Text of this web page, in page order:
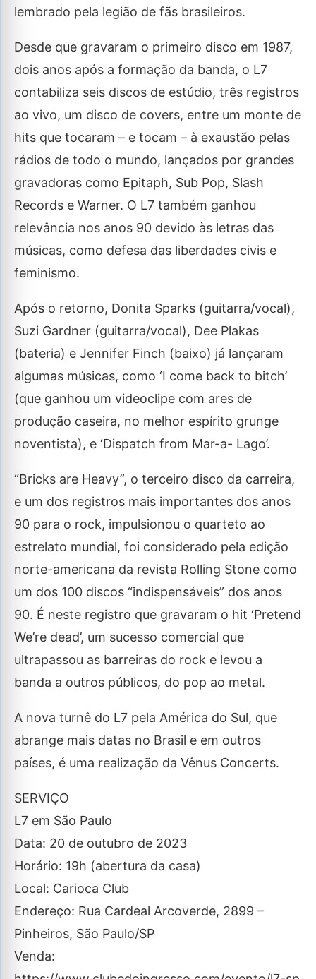
lembrado pela legião de fãs brasileiros.
Desde que gravaram o primeiro disco em 1987,
dois anos após a formação da banda, o L7
contabiliza seis discos de estúdio, três registros
ao vivo, um disco de covers, entre um monte de
hits que tocaram – e tocam – à exaustão pelas
rádios de todo o mundo, lançados por grandes
gravadoras como Epitaph, Sub Pop, Slash
Records e Warner. O L7 também ganhou
relevância nos anos 90 devido às letras das
músicas, como defesa das liberdades civis e
feminismo.
Após o retorno, Donita Sparks (guitarra/vocal),
Suzi Gardner (guitarra/vocal), Dee Plakas
(bateria) e Jennifer Finch (baixo) já lançaram
algumas músicas, como ‘I come back to bitch’
(que ganhou um videoclipe com ares de
produção caseira, no melhor espírito grunge
noventista), e ‘Dispatch from Mar-a- Lago’.
“Bricks are Heavy”, o terceiro disco da carreira,
e um dos registros mais importantes dos anos
90 para o rock, impulsionou o quarteto ao
estrelato mundial, foi considerado pela edição
norte-americana da revista Rolling Stone como
um dos 100 discos “indispensáveis” dos anos
90. É neste registro que gravaram o hit ‘Pretend
We’re dead’, um sucesso comercial que
ultrapassou as barreiras do rock e levou a
banda a outros públicos, do pop ao metal.
A nova turnê do L7 pela América do Sul, que
abrange mais datas no Brasil e em outros
países, é uma realização da Vênus Concerts.
SERVIÇO
L7 em São Paulo
Data: 20 de outubro de 2023
Horário: 19h (abertura da casa)
Local: Carioca Club
Endereço: Rua Cardeal Arcoverde, 2899 –
Pinheiros, São Paulo/SP
Venda: